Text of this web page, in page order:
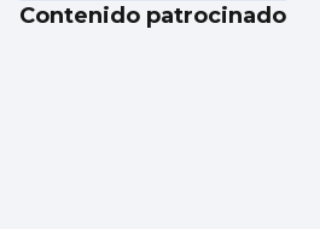
Contenido patrocinado